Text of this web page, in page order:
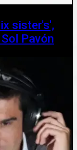
sister's',
Pavón